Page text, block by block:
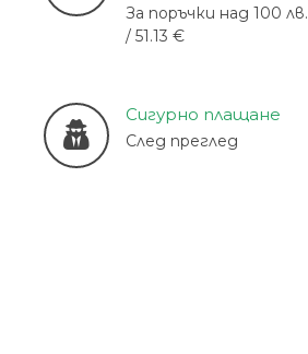
За поръчки над 100 лв.
/ 51.13 €
Сигурно плащане
След преглед